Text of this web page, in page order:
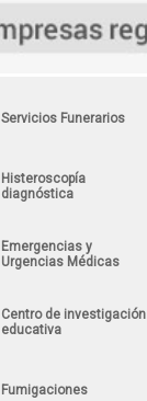
Servicios Funerarios
Histeroscopía
diagnóstica
Emergencias y
Urgencias Médicas
Centro de investigación
educativa
Fumigaciones